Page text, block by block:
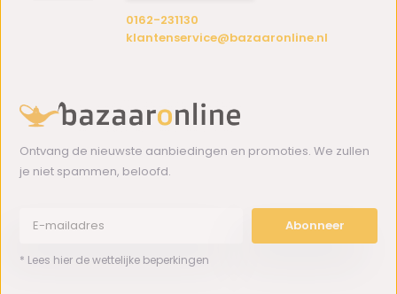
0162-231130
klantenservice@bazaaronline.nl
Ontvang de nieuwste aanbiedingen en promoties. We zullen
je niet spammen, beloofd.
Abonneer
* Lees hier de wettelijke beperkingen